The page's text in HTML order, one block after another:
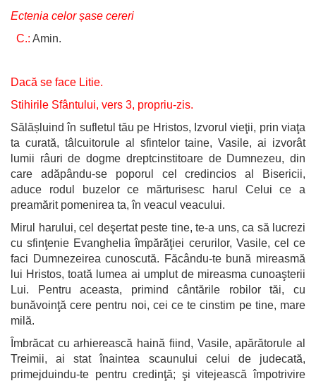
Ectenia celor șase cereri
C.: Amin.
Dacă se face Litie.
Stihirile Sfântului, vers 3, propriu-zis.
Sălășluind în sufletul tău pe Hristos, Izvorul vieţii, prin viaţa
ta curată, tâlcuitorule al sfintelor taine, Vasile, ai izvorât
lumii râuri de dogme dreptcinstitoare de Dumnezeu, din
care adăpându-se poporul cel credincios al Bisericii,
aduce rodul buzelor ce mărturisesc harul Celui ce a
preamărit pomenirea ta, în veacul veacului.
Mirul harului, cel deşertat peste tine, te-a uns, ca să lucrezi
cu sfinţenie Evanghelia împărăţiei cerurilor, Vasile, cel ce
faci Dumnezeirea cunoscută. Făcându-te bună mireasmă
lui Hristos, toată lumea ai umplut de mireasma cunoaşterii
Lui. Pentru aceasta, primind cântările robilor tăi, cu
bunăvoinţă cere pentru noi, cei ce te cinstim pe tine, mare
milă.
Îmbrăcat cu arhierească haină fiind, Vasile, apărătorule al
Treimii, ai stat înaintea scaunului celui de judecată,
primejduindu-te pentru credinţă; şi vitejească împotrivire